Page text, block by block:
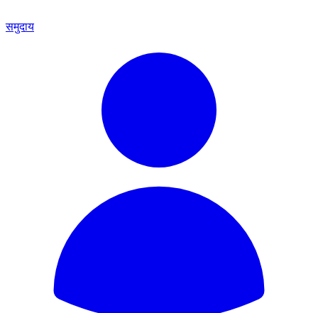
समुदाय